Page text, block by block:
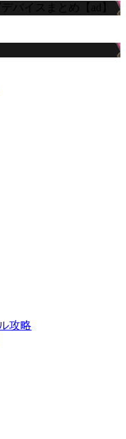
バイスまとめ【ad】
攻略